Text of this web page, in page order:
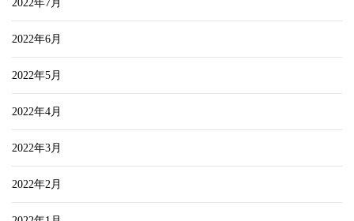
2022年7月
2022年6月
2022年5月
2022年4月
2022年3月
2022年2月